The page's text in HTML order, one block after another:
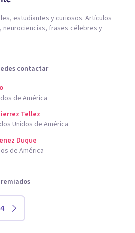
estudiantes y curiosos. Artículos
neurociencias, frases célebres y
contactar
de América
Tellez
Unidos de América
Duque
de América